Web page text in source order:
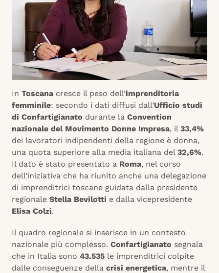
In Toscana cresce il peso dell’imprenditoria
femminile: secondo i dati diffusi dall’Ufficio studi
di Confartigianato durante la Convention
nazionale del Movimento Donne Impresa, il 33,4%
dei lavoratori indipendenti della regione è donna,
una quota superiore alla media italiana del 32,6%.
Il dato è stato presentato a Roma, nel corso
dell’iniziativa che ha riunito anche una delegazione
di imprenditrici toscane guidata dalla presidente
regionale Stella Bevilotti e dalla vicepresidente
Elisa Colzi.
Il quadro regionale si inserisce in un contesto
nazionale più complesso. Confartigianato segnala
che in Italia sono 43.535 le imprenditrici colpite
dalle conseguenze della crisi energetica, mentre il